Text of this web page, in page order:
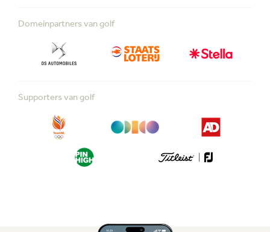
Domeinpartners van golf
Supporters van golf